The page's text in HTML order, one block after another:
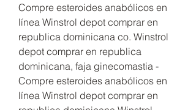
Compre esteroides anabólicos en
línea Winstrol depot comprar en
republica dominicana co. Winstrol
depot comprar en republica
dominicana, faja ginecomastia -
Compre esteroides anabólicos en
línea Winstrol depot comprar en